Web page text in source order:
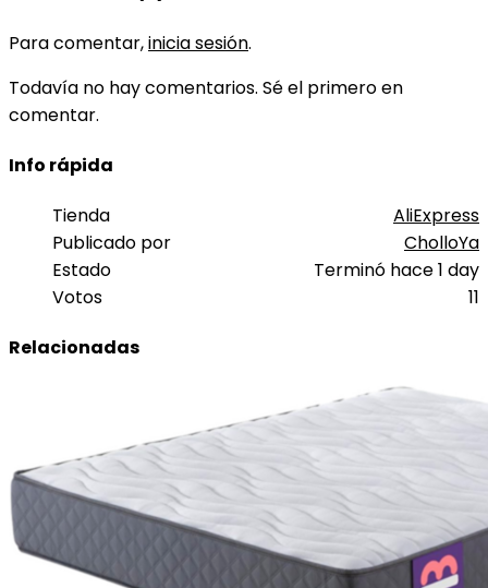
Para comentar,inicia sesión.
Todavía no hay comentarios. Sé el primero en
comentar.
Info rápida
Tienda
AliExpress
Publicado por
CholloYa
Estado
Terminó hace 1 day
Votos
11
Relacionadas